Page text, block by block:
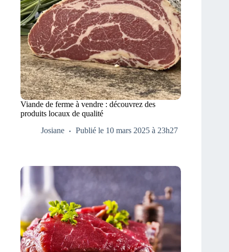
Viande de ferme à vendre : découvrez des
produits locaux de qualité
Josiane
Publié le 10 mars 2025 à 23h27